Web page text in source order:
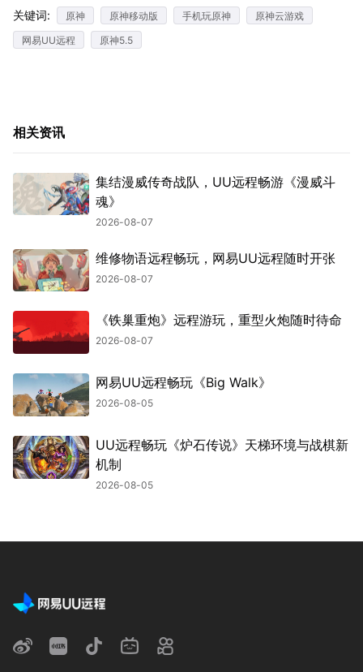
关键词: 原神 原神移动版 手机玩原神
原神云游戏
网易UU远程
原神5.5
相关资讯
集结漫威传奇战队，UU远程畅游《漫威斗
魂》
2026-08-07
维修物语远程畅玩，网易UU远程随时开张
2026-08-07
《铁巢重炮》远程游玩，重型火炮随时待命
2026-08-07
网易UU远程畅玩《Big Walk》
2026-08-05
UU远程畅玩《炉石传说》天梯环境与战棋新
机制
2026-08-05